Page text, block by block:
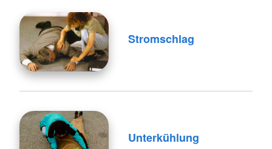
Stromschlag
Unterkühlung